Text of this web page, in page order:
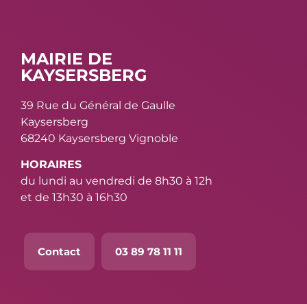
MAIRIE DE
KAYSERSBERG
39 Rue du Général de Gaulle
Kaysersberg
68240 Kaysersberg Vignoble
HORAIRES
du lundi au vendredi de 8h30 à 12h
et de 13h30 à 16h30
Contact 03 89 78 11 11